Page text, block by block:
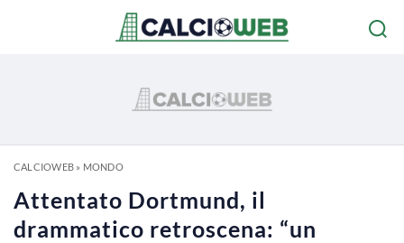
CALCIOWEB» MONDO
Attentato Dortmund, il
drammatico retroscena: “un